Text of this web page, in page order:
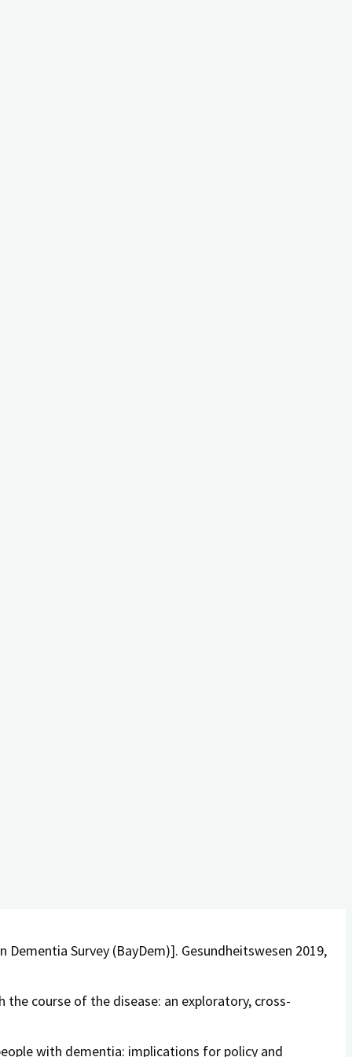
Unterstützungsleistungen können pA in der
ist ein Wissen um die Beurteilung solcher
für pA gegenüber professionellen
Umfrage durchgeführt. Die Umfrage diente als
wurden gebeten, Informationen über das
sollten die Experten 44 verschiedene
(wichtig) bewerten.
betrug 12,69 Jahre. 66% der Teilnehmenden
(M(pA)=5,97; M(pD)=7,83; p=0,013,
Betreuungsdienst, Nachbarschaftshilfe)“
festgestellt werden.
Studien, dass die Nutzungsraten häufig trotz
zwischen den angebotenen und den von MmD
als unwichtiger bewertet haben als die pD.
generell als niedriger einschätzen[4].
notwendig. Nur eine bedarfsorientierte
Schwinger A, eds. Pflege-Report 2016 Focus:
Survey (BayDem)]. Gesundheitswesen 2019,
course of the disease: an exploratory, cross-
with dementia: implications for policy and